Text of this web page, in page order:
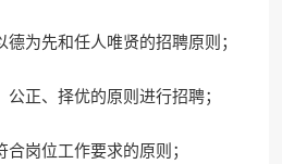
德为先和任人唯贤的招聘原则；
公正、择优的原则进行招聘；
合岗位工作要求的原则；